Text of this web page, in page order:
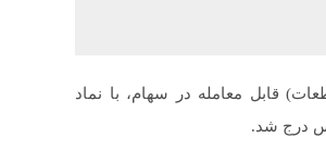
قابل معامله در سهام، با نماد
درج شد.